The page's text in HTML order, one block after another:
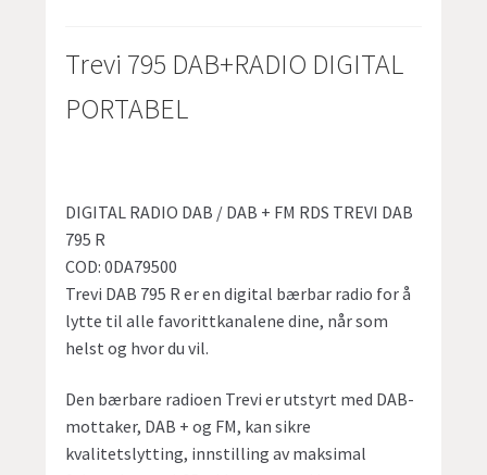
Trevi 795 DAB+RADIO DIGITAL
PORTABEL
DIGITAL RADIO DAB / DAB + FM RDS TREVI DAB
795 R
COD: 0DA79500
Trevi DAB 795 R er en digital bærbar radio for å
lytte til alle favorittkanalene dine, når som
helst og hvor du vil.
Den bærbare radioen Trevi er utstyrt med DAB-
mottaker, DAB + og FM, kan sikre
kvalitetslytting, innstilling av maksimal